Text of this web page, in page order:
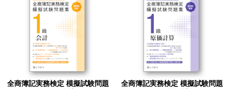
全商簿記実務検定 模擬試験問題
全商簿記実務検定 模擬試験問題